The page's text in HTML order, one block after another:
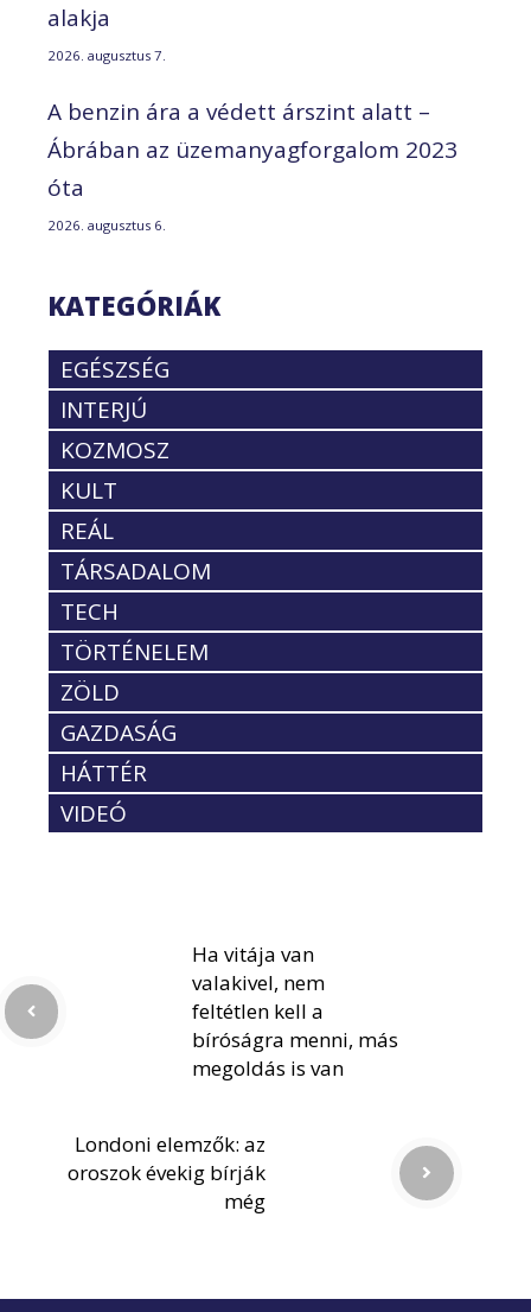
alakja
2026. augusztus 7.
A benzin ára a védett árszint alatt –
Ábrában az üzemanyagforgalom 2023
óta
2026. augusztus 6.
KATEGÓRIÁK
EGÉSZSÉG
INTERJÚ
KOZMOSZ
KULT
REÁL
TÁRSADALOM
TECH
TÖRTÉNELEM
ZÖLD
GAZDASÁG
HÁTTÉR
VIDEÓ
Ha vitája van
valakivel, nem
feltétlen kell a
bíróságra menni, más
megoldás is van
Londoni elemzők: az
oroszok évekig bírják
még